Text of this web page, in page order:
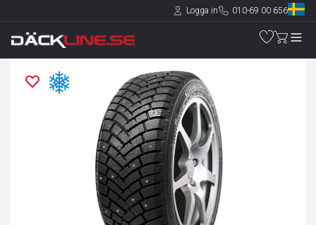
Logga in 010-69 00 656